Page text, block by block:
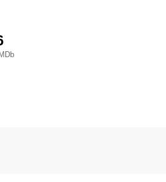
Justin ha'gibor, Justin ja vaprad
valor, Justin, a hős lovag, Justus ja
Narsusis riteris Justinas, Rysiek
ιππότες, Джастин и рыцари
IMDb